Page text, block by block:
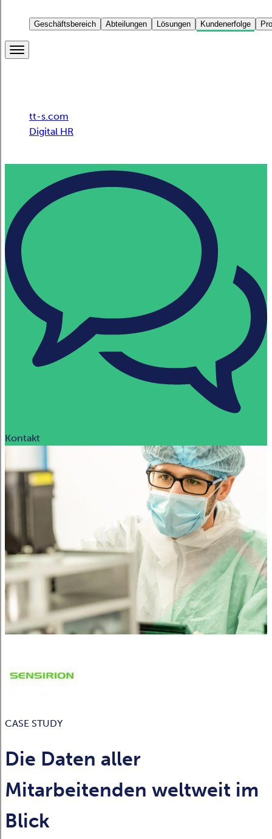
Geschäftsbereich Abteilungen Lösungen Kundenerfolge
tt-s.com
Digital HR
Kontakt
CASE STUDY
Die Daten aller
Mitarbeitenden weltweit im
Blick